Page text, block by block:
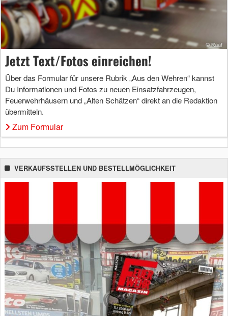
Jetzt Text/Fotos einreichen!
Über das Formular für unsere Rubrik „Aus den Wehren“ kannst
Du Informationen und Fotos zu neuen Einsatzfahrzeugen,
Feuerwehrhäusern und „Alten Schätzen“ direkt an die Redaktion
übermitteln.
Zum Formular
VERKAUFSSTELLEN UND BESTELLMÖGLICHKEIT